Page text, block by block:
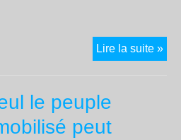
Lire la suite »
:
le peuple
peut